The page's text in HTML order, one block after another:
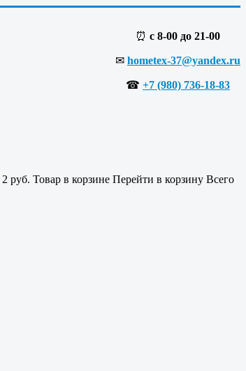
⏰ с 8-00 до 21-00
✉ hometex-37@yandex.ru
☎ +7 (980) 736-18-83
2 руб. Товар в корзине Перейти в корзину Всего